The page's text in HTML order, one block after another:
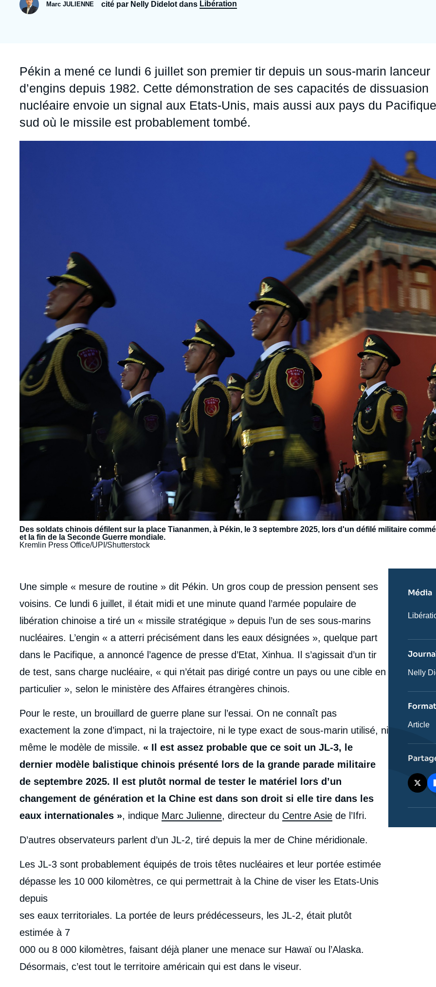
Partenariats et réseaux
Ramses
Intelligence artificielle
Europe
Jeudi 17 septembre 2026 17:30
Marc JULIENNE cité par Nelly Didelot dans Libération
Accroche
Pékin a mené ce lundi 6 juillet son premier tir depuis un sous-marin lanceur
d’engins depuis 1982. Cette démonstration de ses capacités de dissuasion
nucléaire envoie un signal aux Etats-Unis, mais aussi aux pays du Pacifique
sud où le missile est probablement tombé.
Des soldats chinois défilent sur la place Tiananmen, à Pékin, le 3 septembre 2025, lors d'un défilé militaire
et la fin de la Seconde Guerre mondiale.
Kremlin Press Office/UPI/Shutterstock
body
Une simple « mesure de routine » dit Pékin. Un gros coup de pression pensent ses
voisins. Ce lundi 6 juillet, il était midi et une minute quand l’armée populaire de
libération chinoise a tiré un « missile stratégique » depuis l’un de ses sous-marins
nucléaires. L’engin « a atterri précisément dans les eaux désignées », quelque part
dans le Pacifique, a annoncé l’agence de presse d’Etat, Xinhua. Il s’agissait d’un tir
de test, sans charge nucléaire, « qui n’était pas dirigé contre un pays ou une cible en
particulier », selon le ministère des Affaires étrangères chinois.
Pour le reste, un brouillard de guerre plane sur l’essai. On ne connaît pas
exactement la zone d’impact, ni la trajectoire, ni le type exact de sous-marin utilisé, ni
même le modèle de missile. « Il est assez probable que ce soit un JL-3, le
dernier modèle balistique chinois présenté lors de la grande parade militaire
de septembre 2025. Il est plutôt normal de tester le matériel lors d’un
changement de génération et la Chine est dans son droit si elle tire dans les
eaux internationales », indique Marc Julienne, directeur du Centre Asie de l’Ifri.
D’autres observateurs parlent d’un JL-2, tiré depuis la mer de Chine méridionale.
Les JL-3 sont probablement équipés de trois têtes nucléaires et leur portée estimée
dépasse les 10 000 kilomètres, ce qui permettrait à la Chine de viser les Etats-Unis
depuis
ses eaux territoriales. La portée de leurs prédécesseurs, les JL-2, était plutôt
estimée à 7
000 ou 8 000 kilomètres, faisant déjà planer une menace sur Hawaï ou l’Alaska.
Désormais, c’est tout le territoire américain qui est dans le viseur.
Média
Nom
revue
Nelly
Format
Article